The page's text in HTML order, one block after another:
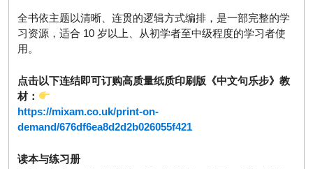
全书依主题以清晰、连贯的逻辑方式编排，是一部完整的学
习资源，适合 10 岁以上、从初学者至中级程度的学习者使
用。
点击以下连结即可订购高质量纸质印刷版《中文句乐步》教
材：
https://mixam.co.uk/print-on-
demand/676df6ea8d2d2b026055f421
读本与练习册